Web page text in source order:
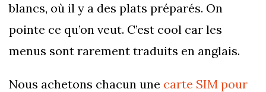
blancs, où il y a des plats préparés. On
pointe ce qu’on veut. C’est cool car les
menus sont rarement traduits en anglais.
Nous achetons chacun une carte SIM pour